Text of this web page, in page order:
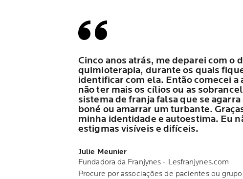
Cinco anos atrás, me deparei com o
quimioterapia, durante os quais
identificar com ela. Então comecei
não ter mais os cílios ou as
sistema de franja falsa que se
boné ou amarrar um turbante.
minha identidade e autoestima. Eu
estigmas visíveis e difíceis.
Julie Meunier
Fundadora da Franjynes - Lesfranjynes.com
Procure por associações de pacientes ou